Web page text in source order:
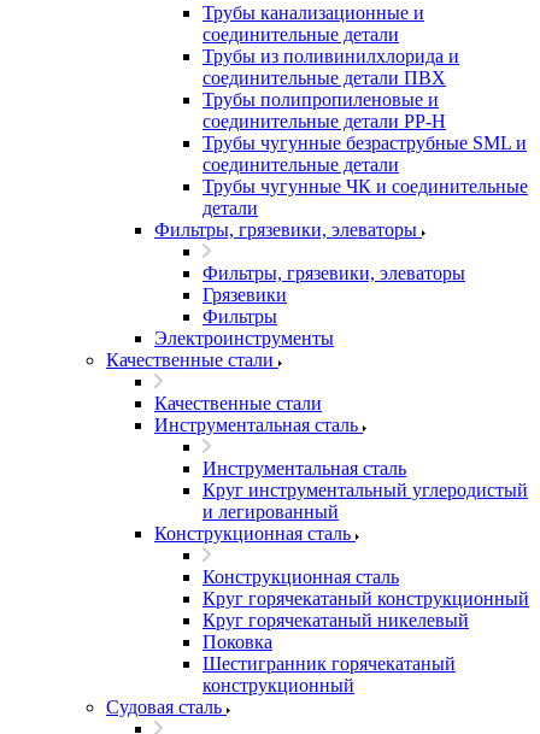
Трубы канализационные и
соединительные детали
Трубы из поливинилхлорида и
соединительные детали ПВХ
Трубы полипропиленовые и
соединительные детали PP-H
Трубы чугунные безраструбные SML и
соединительные детали
Трубы чугунные ЧК и соединительные
детали
Фильтры, грязевики, элеваторы
Фильтры, грязевики, элеваторы
Грязевики
Фильтры
Электроинструменты
Качественные стали
Качественные стали
Инструментальная сталь
Инструментальная сталь
Круг инструментальный углеродистый
и легированный
Конструкционная сталь
Конструкционная сталь
Круг горячекатаный конструкционный
Круг горячекатаный никелевый
Поковка
Шестигранник горячекатаный
конструкционный
Судовая сталь